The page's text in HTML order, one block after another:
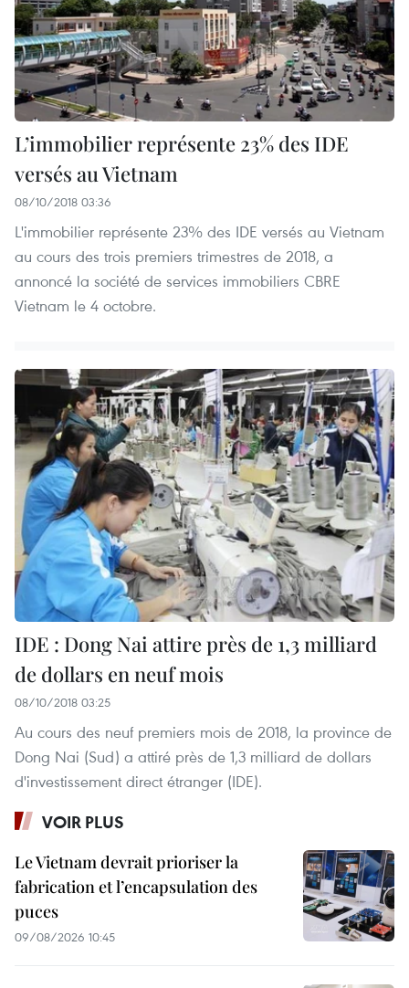
L’immobilier représente 23% des IDE
versés au Vietnam
08/10/2018 03:36
L'immobilier représente 23% des IDE versés au Vietnam
au cours des trois premiers trimestres de 2018, a
annoncé la société de services immobiliers CBRE
Vietnam le 4 octobre.
IDE : Dong Nai attire près de 1,3 milliard
de dollars en neuf mois
08/10/2018 03:25
Au cours des neuf premiers mois de 2018, la province de
Dong Nai (Sud) a attiré près de 1,3 milliard de dollars
d'investissement direct étranger (IDE).
VOIR PLUS
Le Vietnam devrait prioriser la
fabrication et l’encapsulation des
puces
09/08/2026 10:45